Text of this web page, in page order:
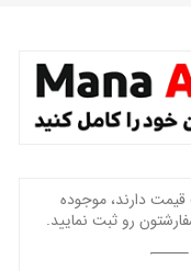
دارند، موجوده
رو ثبت نمایید.